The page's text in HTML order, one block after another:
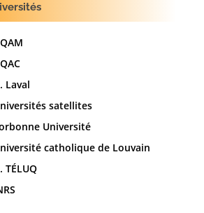
Laval
satellites
Université
catholique de Louvain
TÉLUQ